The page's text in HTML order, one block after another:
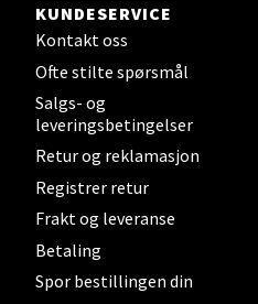
KUNDESERVICE
Kontakt oss
Ofte stilte spørsmål
Salgs- og
leveringsbetingelser
Retur og reklamasjon
Registrer retur
Frakt og leveranse
Betaling
Spor bestillingen din
Leirvik - Stord
Torgbakken 2, 5401 Stord
Åpent i dag 10-17